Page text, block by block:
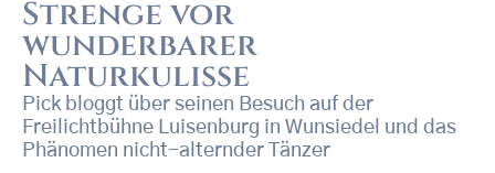
Strenge vor
wunderbarer
Naturkulisse
Pick bloggt über seinen Besuch auf der
Freilichtbühne Luisenburg in Wunsiedel und das
Phänomen nicht-alternder Tänzer